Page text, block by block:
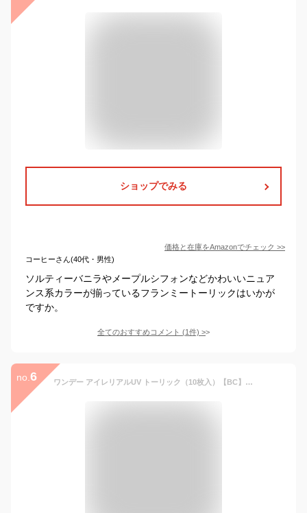
ショップでみる
価格と在庫をAmazonでチェック >>
コーヒーさん(40代・男性)
ソルティーバニラやメープルシフォンなどかわいいニュア
ンス系カラーが揃っているフランミートーリックはいかが
ですか。
全てのおすすめコメント (1件) >
no. 6 ワンデー アイレリアルUV トーリック（10枚入）【BC】8.6【カラー】ブラウン【乱視度数】-1.25【乱視軸】180【PWR】-5.00